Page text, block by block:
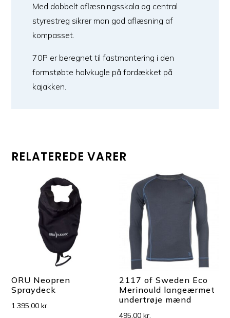
Med dobbelt aflæsningsskala og central
styrestreg sikrer man god aflæsning af
kompasset.
70P er beregnet til fastmontering i den
formstøbte halvkugle på fordækket på
kajakken.
RELATEREDE VARER
ORU Neopren
Spraydeck
1.395,00kr.
2117 of Sweden Eco
Merinould langeærmet
undertrøje mænd
495,00kr.